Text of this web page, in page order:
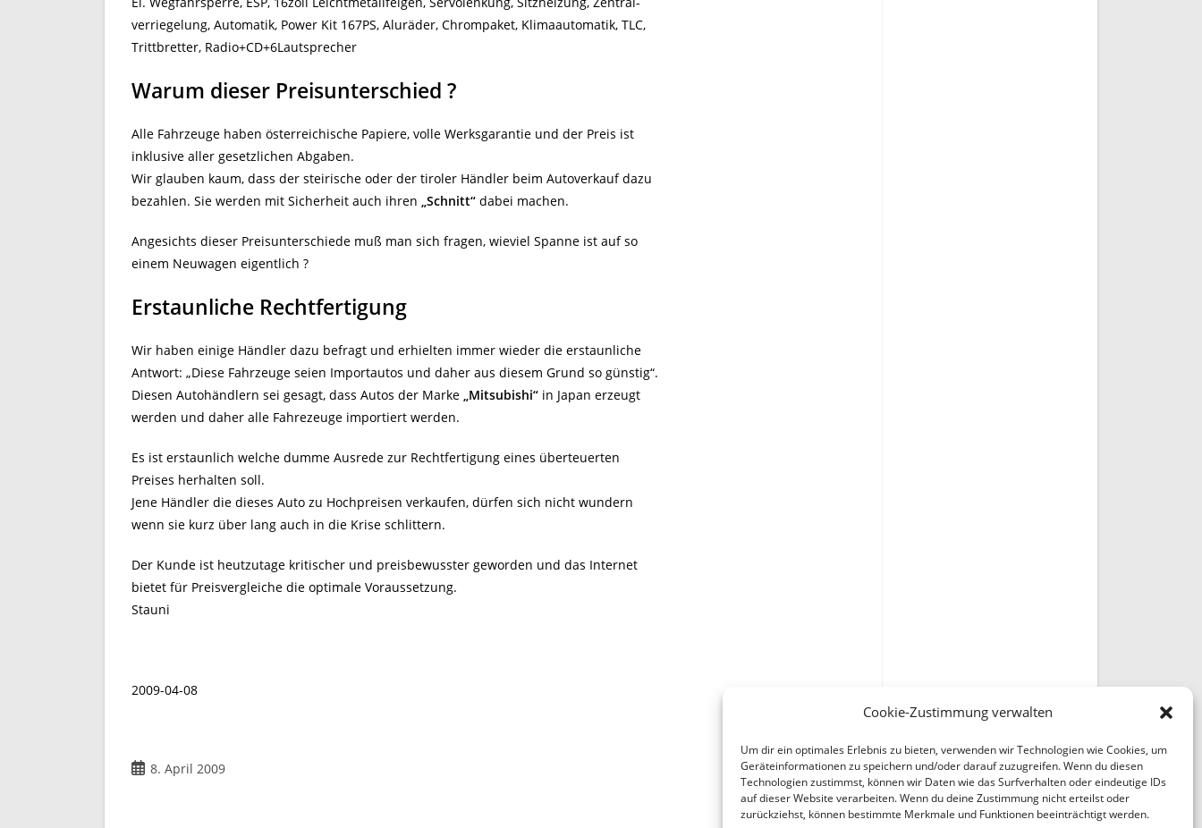
Cookie-Zustimmung verwalten
Um dir ein optimales Erlebnis zu bieten, verwenden wir Technologien wie Cookies, um
Geräteinformationen zu speichern und/oder darauf zuzugreifen. Wenn du diesen
Technologien zustimmst, können wir Daten wie das Surfverhalten oder eindeutige IDs
auf dieser Website verarbeiten. Wenn du deine Zustimmung nicht erteilst oder
zurückziehst, können bestimmte Merkmale und Funktionen beeinträchtigt werden.
verriegelung, Automatik, Power Kit 167PS, Aluräder, Chrompaket, Klimaautomatik, TLC,
Trittbretter, Radio+CD+6Lautsprecher
Warum dieser Preisunterschied ?
Alle Fahrzeuge haben österreichische Papiere, volle Werksgarantie und der Preis ist
inklusive aller gesetzlichen Abgaben.
Wir glauben kaum, dass der steirische oder der tiroler Händler beim Autoverkauf dazu
bezahlen. Sie werden mit Sicherheit auch ihren „Schnitt“ dabei machen.
Angesichts dieser Preisunterschiede muß man sich fragen, wieviel Spanne ist auf so
einem Neuwagen eigentlich ?
Erstaunliche Rechtfertigung
Wir haben einige Händler dazu befragt und erhielten immer wieder die erstaunliche
Antwort: „Diese Fahrzeuge seien Importautos und daher aus diesem Grund so günstig“.
Diesen Autohändlern sei gesagt, dass Autos der Marke „Mitsubishi“ in Japan erzeugt
werden und daher alle Fahrezeuge importiert werden.
Es ist erstaunlich welche dumme Ausrede zur Rechtfertigung eines überteuerten
Preises herhalten soll.
Jene Händler die dieses Auto zu Hochpreisen verkaufen, dürfen sich nicht wundern
wenn sie kurz über lang auch in die Krise schlittern.
Der Kunde ist heutzutage kritischer und preisbewusster geworden und das Internet
bietet für Preisvergleiche die optimale Voraussetzung.
Stauni
2009-04-08
Beitrag8. April 2009